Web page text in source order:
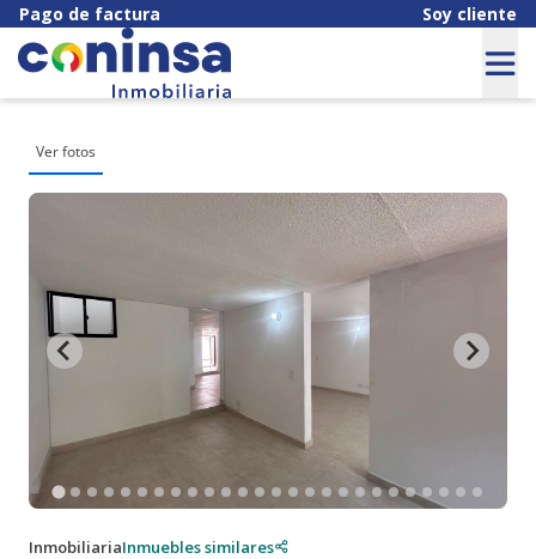
Pago de factura Soy cliente
Ver fotos
InmobiliariaInmuebles similares